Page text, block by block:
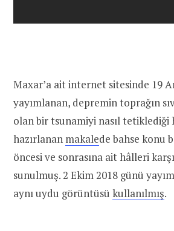
Maxar’a ait internet sitesinde 19
yayımlanan, depremin toprağın
olan bir tsunamiyi nasıl tetiklediği
hazırlanan makalede bahse konu
öncesi ve sonrasına ait hâlleri
sunulmuş. 2 Ekim 2018 günü
aynı uydu görüntüsü kullanılmış.